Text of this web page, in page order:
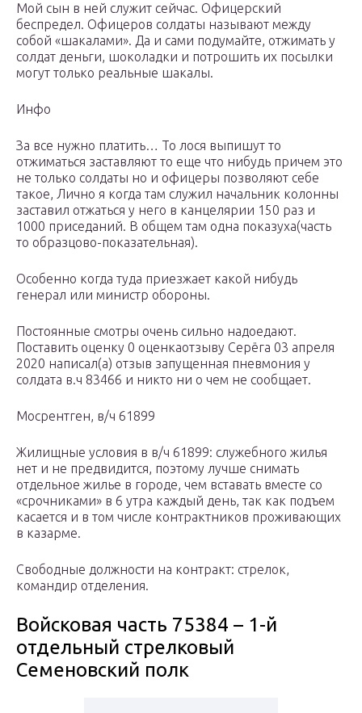
Мой сын в ней служит сейчас. Офицерский
беспредел. Офицеров солдаты называют между
собой «шакалами». Да и сами подумайте, отжимать у
солдат деньги, шоколадки и потрошить их посылки
могут только реальные шакалы.
Инфо
За все нужно платить… То лося выпишут то
отжиматься заставляют то еще что нибудь причем это
не только солдаты но и офицеры позволяют себе
такое, Лично я когда там служил начальник колонны
заставил отжаться у него в канцелярии 150 раз и
1000 приседаний. В общем там одна показуха(часть
то образцово-показательная).
Особенно когда туда приезжает какой нибудь
генерал или министр обороны.
Постоянные смотры очень сильно надоедают.
Поставить оценку 0 оценкаотзыву Серёга 03 апреля
2020 написал(а) отзыв запущенная пневмония у
солдата в.ч 83466 и никто ни о чем не сообщает.
Мосрентген, в/ч 61899
Жилищные условия в в/ч 61899: служебного жилья
нет и не предвидится, поэтому лучше снимать
отдельное жилье в городе, чем вставать вместе со
«срочниками» в 6 утра каждый день, так как подъем
касается и в том числе контрактников проживающих
в казарме.
Свободные должности на контракт: стрелок,
командир отделения.
Войсковая часть 75384 – 1-й
отдельный стрелковый
Семеновский полк